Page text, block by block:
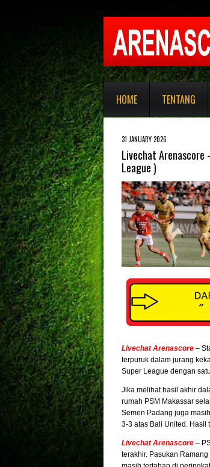
HOME TENTANG
31 JANUARY 2026
Livechat Arenascore
League )
Livechat Arenascore –
terpuruk dalam jurang
Super League dengan
Jika melihat hasil akhir
rumah PSM Makassar
Semen Padang juga
3-3 atas Bali United. Hasil
Livechat Arenascore –
terakhir. Pasukan